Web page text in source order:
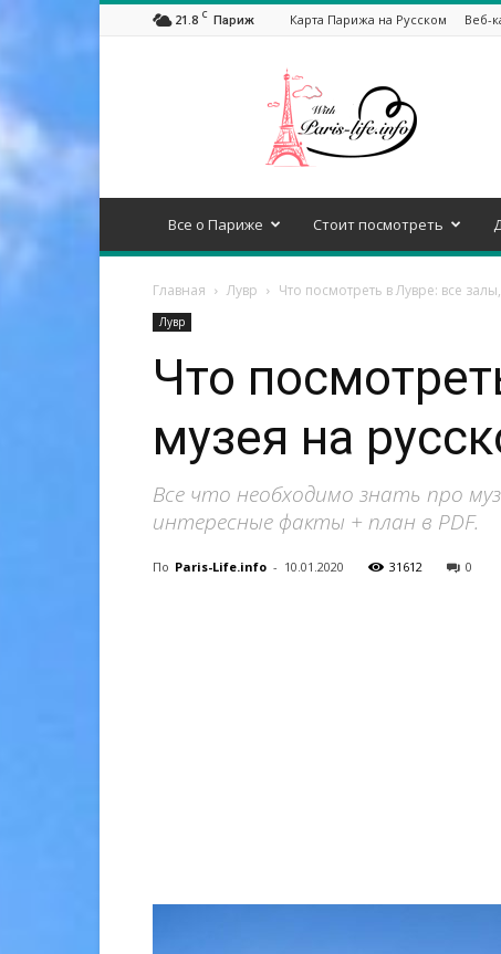
21.8 C Париж Карта Парижа на Русском Веб-
Все о Париже Стоит посмотреть
Главная Лувр Что посмотреть в Лувре: все
Лувр
Что
музея на
Все что необходимо знать про
интересные факты + план в PDF.
По Paris-Life.info - 10.01.2020 31612 0